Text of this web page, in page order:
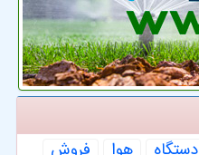
دستگاه هوا
فروش